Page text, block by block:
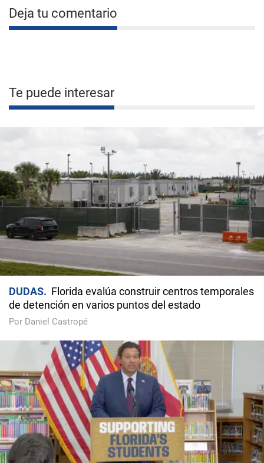
Deja tu comentario
Te puede interesar
DUDAS
Florida evalúa construir centros temporales
de detención en varios puntos del estado
Por Daniel Castropé